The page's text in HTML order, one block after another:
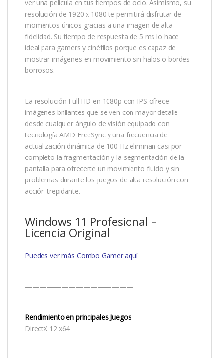
ver una película en tus tiempos de ocio. Asimismo, su
resolución de 1920 x 1080 te permitirá disfrutar de
momentos únicos gracias a una imagen de alta
fidelidad. Su tiempo de respuesta de 5 ms lo hace
ideal para gamers y cinéfilos porque es capaz de
mostrar imágenes en movimiento sin halos o bordes
borrosos.
La resolución Full HD en 1080p con IPS ofrece
imágenes brillantes que se ven con mayor detalle
desde cualquier ángulo de visión equipado con
tecnología AMD FreeSync y una frecuencia de
actualización dinámica de 100 Hz eliminan casi por
completo la fragmentación y la segmentación de la
pantalla para ofrecerte un movimiento fluido y sin
problemas durante los juegos de alta resolución con
acción trepidante.
Windows 11 Profesional –
Licencia Original
Puedes ver más Combo Gamer aquí
———————————————
Rendimiento en principales Juegos
DirectX 12 x64